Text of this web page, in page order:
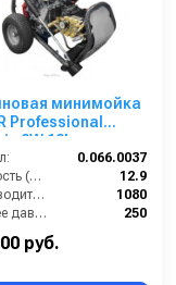
минимойка
Professional
2W 13L
0.066.0037
Мощность (л/с):
12.9
Производительность (л/ч):
1080
Рабочее давление (бар):
250
руб.